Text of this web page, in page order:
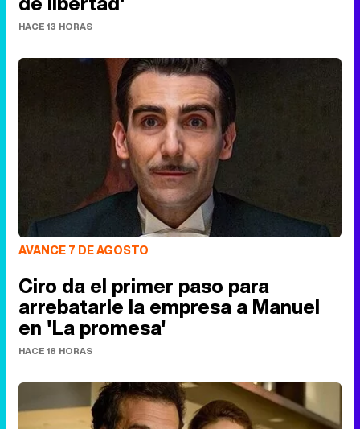
HACE 13 HORAS
AVANCE 7 DE AGOSTO
Ciro da el primer paso para
arrebatarle la empresa a Manuel
en 'La promesa'
HACE 18 HORAS